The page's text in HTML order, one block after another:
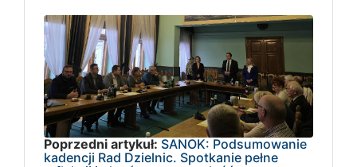
Poprzedni artykuł: SANOK: Podsumowanie
kadencji Rad Dzielnic. Spotkanie pełne